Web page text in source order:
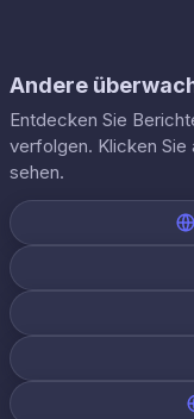
Andere
Entdecken Sie
verfolgen. Klicken Sie
sehen.